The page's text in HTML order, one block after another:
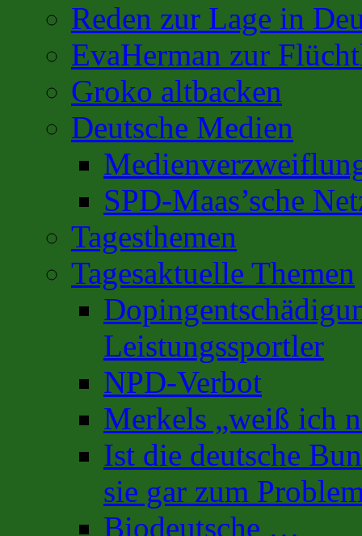
Reden zur Lage in
EvaHerman zur
Groko altbacken
Deutsche Medien
SPD-Maas’sche
Tagesthemen
Tagesaktuelle Themen
Leistungssportler
NPD-Verbot
Merkels „weiß ich
Ist die deutsche
sie gar zum
Biodeutsche …